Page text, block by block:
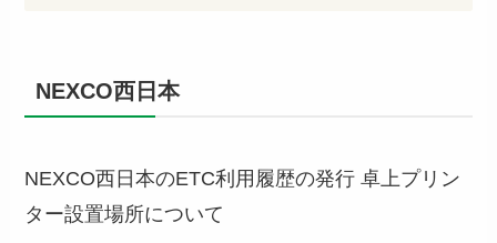
NEXCO西日本
NEXCO西日本のETC利用履歴の発行 卓上プリン
ター設置場所について